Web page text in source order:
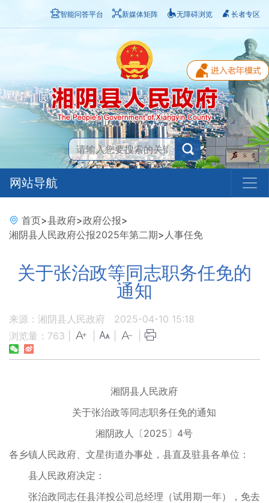
智能问答平台 新媒体矩阵 无障碍浏览 长者专区
网站导航
首页>县政府>政府公报>
湘阴县人民政府公报2025年第二期> 人事任免
关于张治政等同志职务任免的
通知
来源：湘阴县人民政府
2025-04-10 15:18
浏览量： 763
湘阴县人民政府
关于张治政等同志职务任免的通知
湘阴政人〔2025〕4号
各乡镇人民政府、文星街道办事处，县直及驻县各单位：
县人民政府决定：
张治政同志任县洋投公司总经理（试用期一年），免去